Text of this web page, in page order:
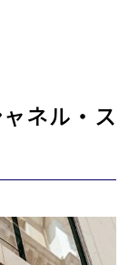
ネル・ス